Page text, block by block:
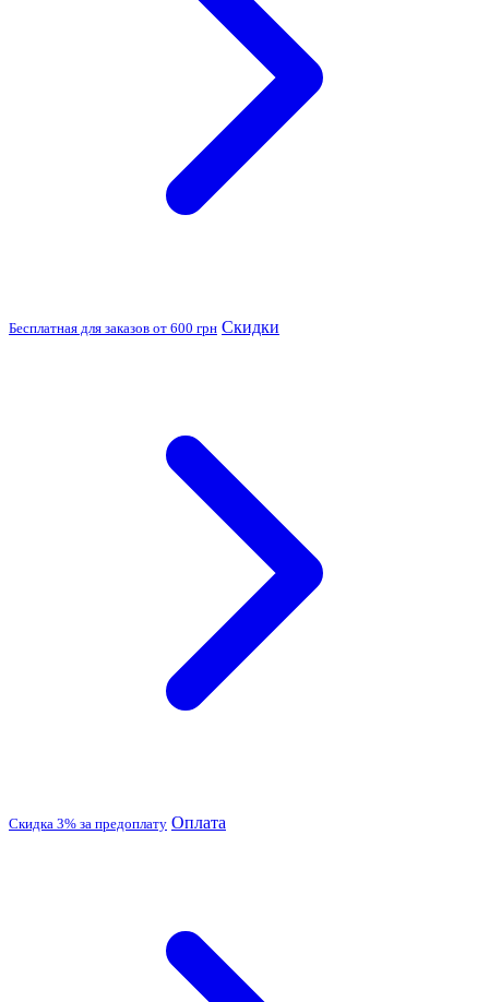
Бесплатная для заказов от 600 грн Скидки
Скидка 3% за предоплату Оплата